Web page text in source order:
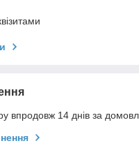
впродовж 14 днів за